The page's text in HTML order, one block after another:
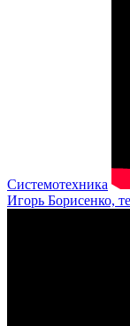
Системотехника
Игорь Борисенко,